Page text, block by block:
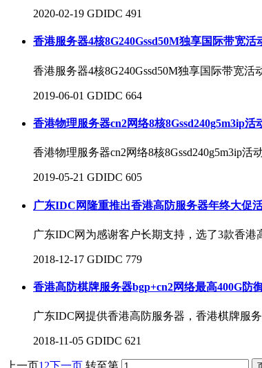
2020-02-19 GDIDC 491
香港服务器4核8G240Gssd50M独享国际带宽活
香港服务器4核8G240Gssd50M独享国际带宽
2019-06-01 GDIDC 664
香港物理服务器cn2网络8核8Gssd240g5m3ip活
香港物理服务器cn2网络8核8Gssd240g5m3ip
2019-05-21 GDIDC 605
广东IDC网隆重推出香港高防服务器年终大促
广东IDC网为感谢客户长期支持，选了3款香
2018-12-17 GDIDC 779
香港高防棋牌服务器bgp+cn2网络最高400G防
广东IDC网提供香港高防服务器，香港棋牌服
2018-11-05 GDIDC 621